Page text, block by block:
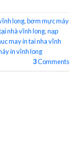
long,bơm mực máy
nhà vĩnh long,nạp
may in tai nha vĩnh
in vĩnh long
3Comments